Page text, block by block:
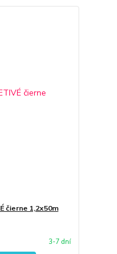
čierne 1,2x50m
3-7 dní